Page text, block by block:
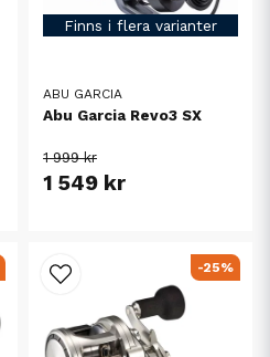
Finns i flera varianter
ABU GARCIA
Abu Garcia Revo3 SX
1 999 kr
1 549 kr
-25%